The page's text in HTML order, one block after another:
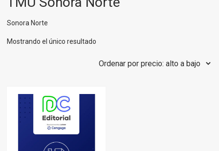
Sonora Norte
Mostrando el único resultado